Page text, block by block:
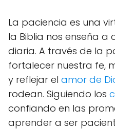
La paciencia es una
la Biblia nos enseña a
diaria. A través de la
fortalecer nuestra fe,
y reflejar el amor de
rodean. Siguiendo los
confiando en las
aprender a ser